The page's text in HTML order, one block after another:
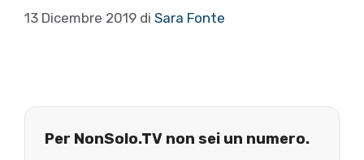
13 Dicembre 2019 di Sara Fonte
Per NonSolo.TV non sei un numero.